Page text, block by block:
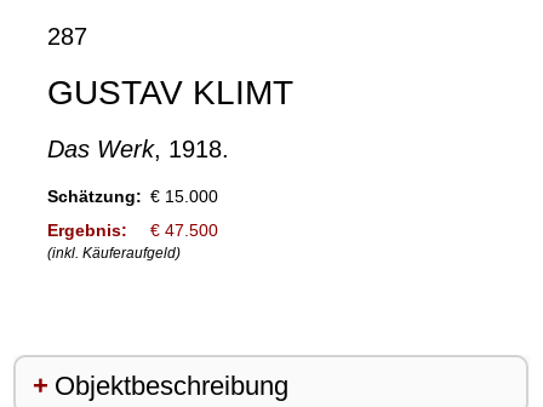
287
GUSTAV KLIMT
Das Werk, 1918.
Schätzung: € 15.000
Ergebnis:
€ 47.500
(inkl. Käuferaufgeld)
Objektbeschreibung